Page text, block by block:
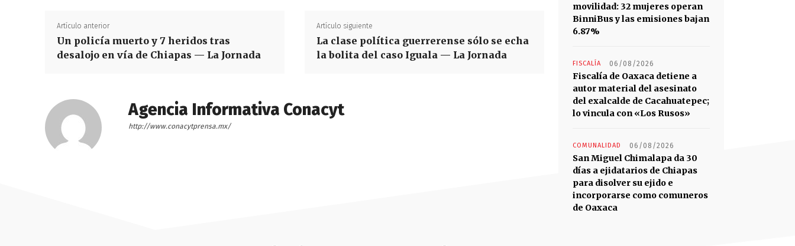
Artículo anterior
Un policía muerto y 7 heridos tras
desalojo en vía de Chiapas — La Jornada
Artículo siguiente
La clase política guerrerense sólo se echa
la bolita del caso Iguala — La Jornada
Agencia Informativa Conacyt
http://www.conacytprensa.mx/
movilidad: 32 mujeres operan
BinniBus y las emisiones bajan
6.87%
FISCALÍA 06/08/2026
Fiscalía de Oaxaca detiene a
autor material del asesinato
del exalcalde de Cacahuatepec;
lo vincula con «Los Rusos»
COMUNALIDAD 06/08/2026
San Miguel Chimalapa da 30
días a ejidatarios de Chiapas
para disolver su ejido e
incorporarse como comuneros
de Oaxaca